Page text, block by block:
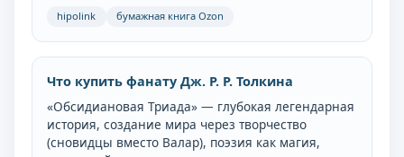
hipolink бумажная книга Ozon
Что купить фанату Дж. Р. Р. Толкина
«Обсидиановая Триада» — глубокая легендарная
история, создание мира через творчество
(сновидцы вместо Валар), поэзия как магия,